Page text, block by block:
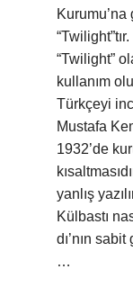
Kurumu’na
“Twilight”
kullanım
Türkçeyi
Mustafa
1932’de
yanlış
Külbastı
dı’nın
…